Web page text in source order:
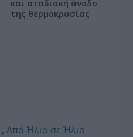
και σταδιακή άνοδο
της θερμοκρασίας
,Από Ήλιο σε Ήλιο